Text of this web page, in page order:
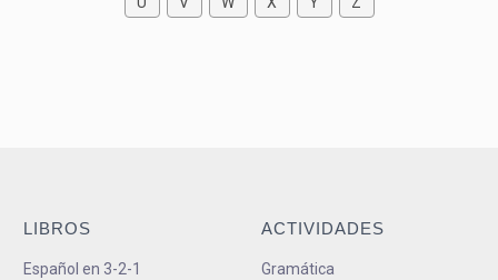
LIBROS
Español en 3-2-1
ACTIVIDADES
Gramática